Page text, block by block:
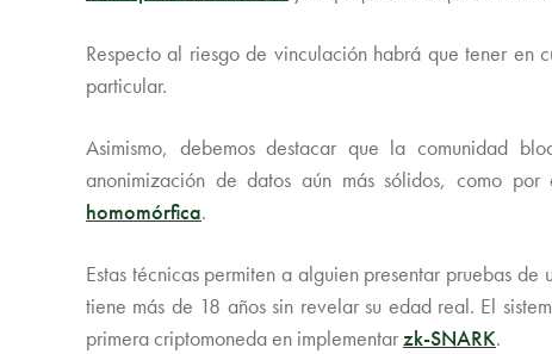
Respecto al riesgo de vinculación habrá que tener en
particular.
Asimismo, debemos destacar que la comunidad
anonimización de datos aún más sólidos, como por
homomórfica.
Estas técnicas permiten a alguien presentar pruebas
tiene más de 18 años sin revelar su edad real. El
primera criptomoneda en implementarzk-SNARK.